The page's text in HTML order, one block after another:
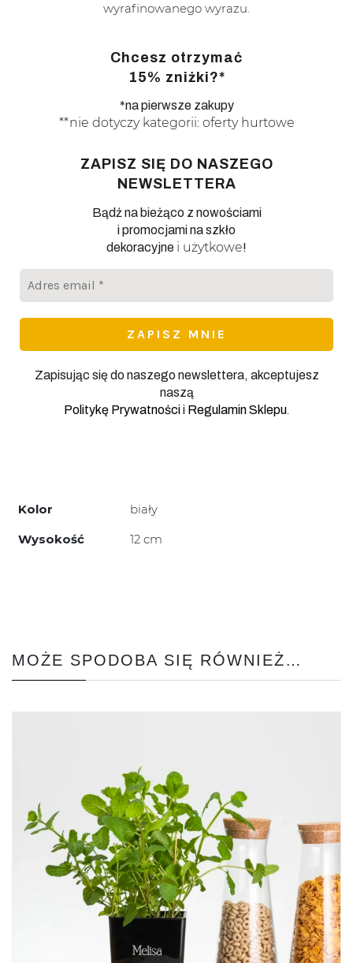
wyrafinowanego wyrazu.
Chcesz otrzymać
15% zniżki?*
*na pierwsze zakupy
**nie dotyczy kategorii: oferty hurtowe
ZAPISZ SIĘ DO NASZEGO
NEWSLETTERA
Bądź na bieżąco z nowościami
i promocjami na szkło
dekoracyjne i użytkowe!
Zapisując się do naszego newslettera, akceptujesz
naszą
Politykę Prywatnościi Regulamin Sklepu
Kolor
biały
Wysokość
12 cm
MOŻE SPODOBA SIĘ RÓWNIEŻ…